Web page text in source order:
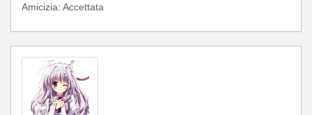
Amicizia: Accettata